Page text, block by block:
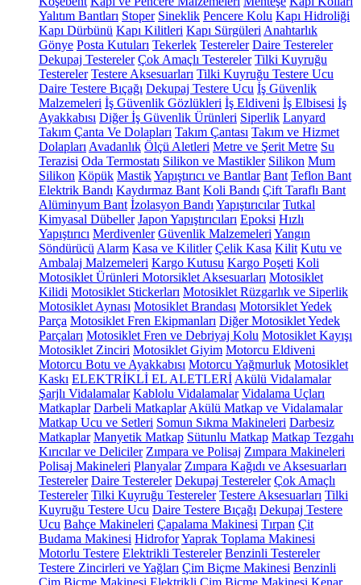
Yalıtım Bantları Stoper Sineklik Pencere Kolu Kapı Hidroliği
Kapı Dürbünü Kapı Kilitleri Kapı Sürgüleri Anahtarlık
Gönye Posta Kutuları Tekerlek Testereler Daire Testereler
Dekupaj Testereler Çok Amaçlı Testereler Tilki Kuyruğu
Testereler Testere Aksesuarları Tilki Kuyruğu Testere Ucu
Daire Testere Bıçağı Dekupaj Testere Ucu İş Güvenlik
Malzemeleri İş Güvenlik Gözlükleri İş Eldiveni İş Elbisesi İş
Ayakkabısı Diğer İş Güvenlik Ürünleri Siperlik Lanyard
Takım Çanta Ve Dolapları Takım Çantası Takım ve Hizmet
Dolapları Avadanlık Ölçü Aletleri Metre ve Şerit Metre Su
Terazisi Oda Termostatı Silikon ve Mastikler Silikon Mum
Silikon Köpük MastikYapıştırıcı ve Bantlar Bant Teflon Bant
Elektrik Bandı Kaydırmaz Bant Koli Bandı Çift Taraflı Bant
Alüminyum Bant İzolasyon Bandı Yapıştırıcılar Tutkal
Kimyasal Dübeller Japon Yapıştırıcıları Epoksi Hızlı
Yapıştırıcı Merdivenler Güvenlik Malzemeleri Yangın
Söndürücü Alarm Kasa ve Kilitler Çelik Kasa Kilit Kutu ve
Ambalaj Malzemeleri Kargo Kutusu Kargo Poşeti Koli
Motosiklet Ürünleri Motorsiklet Aksesuarları Motosiklet
Kilidi Motosiklet Stickerları Motosiklet Rüzgarlık ve Siperlik
Motosiklet Aynası Motosiklet Brandası Motorsiklet Yedek
Parça Motosiklet Fren Ekipmanları Diğer Motosiklet Yedek
Parçaları Motosiklet Fren ve Debriyaj Kolu Motosiklet Kayışı
Motosiklet Zinciri Motosiklet Giyim Motorcu Eldiveni
Motorcu Botu ve Ayakkabısı Motorcu Yağmurluk Motosiklet
Kaskı ELEKTRİKLİ EL ALETLERİ Akülü Vidalamalar
Şarjlı Vidalamalar Kablolu Vidalamalar Vidalama Uçları
Matkaplar Darbeli Matkaplar Akülü Matkap ve Vidalamalar
Matkap Ucu ve Setleri Somun Sıkma Makineleri Darbesiz
Matkaplar Manyetik Matkap Sütunlu Matkap Matkap Tezgahı
Kırıcılar ve Deliciler Zımpara ve Polisaj Zımpara Makineleri
Polisaj Makineleri Planyalar Zımpara Kağıdı ve Aksesuarları
Testereler Daire Testereler Dekupaj Testereler Çok Amaçlı
Testereler Tilki Kuyruğu Testereler Testere Aksesuarları Tilki
Kuyruğu Testere Ucu Daire Testere Bıçağı Dekupaj Testere
Ucu Bahçe Makineleri Çapalama Makinesi Tırpan Çit
Budama Makinesi HidroforYaprak Toplama Makinesi
Motorlu Testere Elektrikli Testereler Benzinli Testereler
Testere Zincirleri ve Yağları Çim Biçme Makinesi Benzinli
Çim Biçme Makinesi Elektrikli Çim Biçme Makinesi Kenar